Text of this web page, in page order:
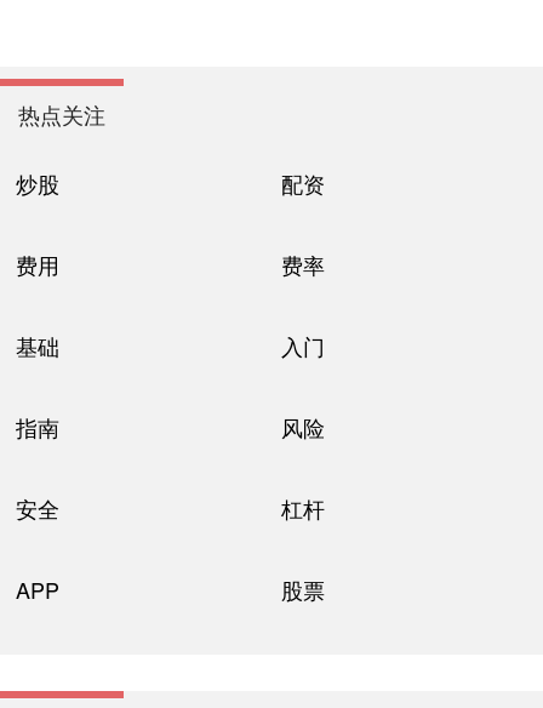
热点关注
炒股 配资
费用 费率
基础 入门
指南 风险
安全 杠杆
APP 股票